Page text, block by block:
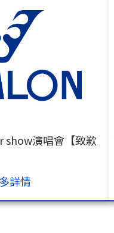
show演唱會【致歉
詳情